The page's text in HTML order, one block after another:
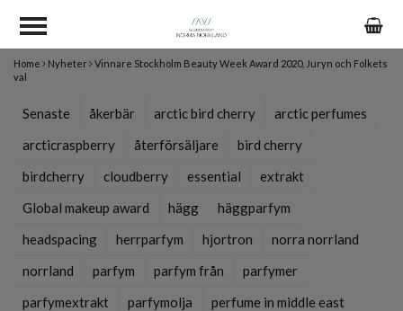
Home Nyheter
Vinnare Stockholm Beauty Week Award 2020, Juryn och Folkets
val
Senaste åkerbär arctic bird cherry
arctic perfumes
arcticraspberry
återförsäljare
bird cherry
birdcherry
cloudberry essential
extrakt
Global makeup award
hägg
häggparfym
headspacing
herrparfym hjortron
norra norrland
norrland
parfym parfym från
parfymer
parfymextrakt
parfymolja
perfume in middle east